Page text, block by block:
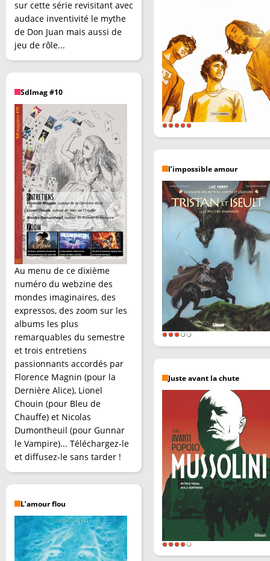
sur cette série revisitant avec
audace inventivité le mythe
de Don Juan mais aussi de
jeu de rôle...
SdImag #10
Au menu de ce dixième
numéro du webzine des
mondes imaginaires, des
expressos, des zoom sur les
albums les plus
remarquables du semestre
et trois entretiens
passionnants accordés par
Florence Magnin (pour la
Dernière Alice), Lionel
Chouin (pour Bleu de
Chauffe) et Nicolas
Dumontheuil (pour Gunnar
le Vampire)... Téléchargez-le
et diffusez-le sans tarder !
L’amour flou
l’impossible amour
Juste avant la chute